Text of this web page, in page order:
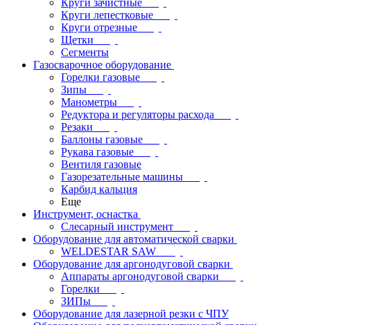
Круги зачистные
Круги лепестковые
Круги отрезные
Щетки
Сегменты
Газосварочное оборудование
Горелки газовые
Зипы
Манометры
Редуктора и регуляторы расхода
Резаки
Баллоны газовые
Рукава газовые
Вентиля газовые
Газорезательные машины
Карбид кальция
Еще
Инструмент, оснастка
Слесарный инструмент
Оборудование для автоматической сварки
WELDESTAR SAW
Оборудование для аргонодуговой сварки
Аппараты аргонодуговой сварки
Горелки
ЗИПы
Оборудование для лазерной резки с ЧПУ